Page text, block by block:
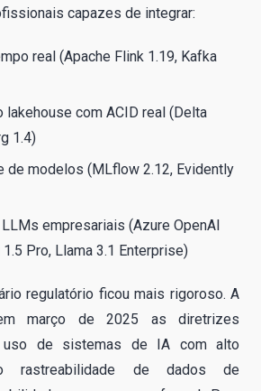
capazes de integrar:
real (Apache Flink 1.19, Kafka
lakehouse com ACID real (Delta
1.4)
de modelos (MLflow 2.12, Evidently
empresariais (Azure OpenAI
1.5 Pro, Llama 3.1 Enterprise)
regulatório ficou mais rigoroso. A
março de 2025 as diretrizes
uso de sistemas de IA com alto
rastreabilidade de dados de